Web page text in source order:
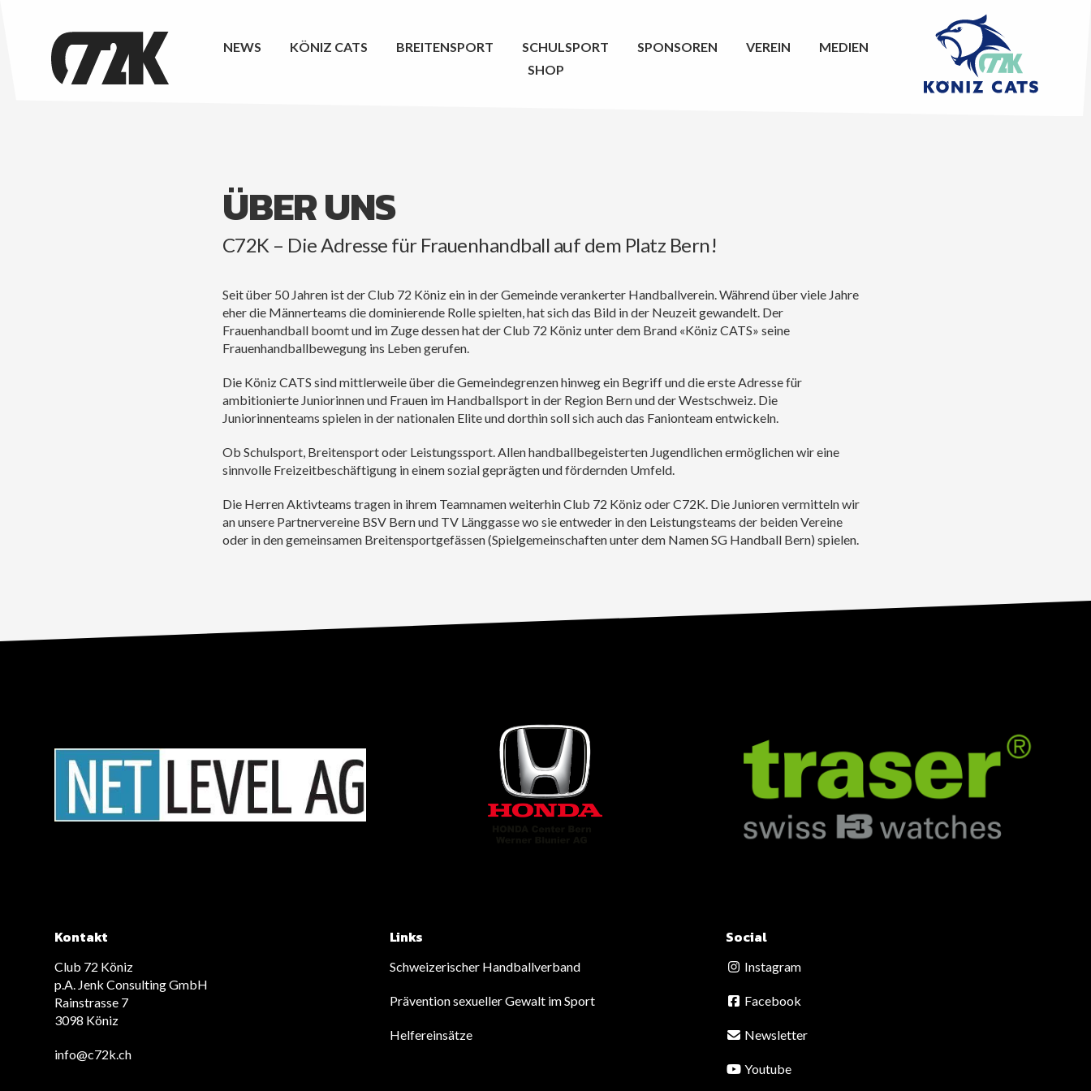
NEWS KÖNIZ CATS BREITENSPORT SCHULSPORT SPONSOREN VEREIN
MEDIEN
SHOP
ÜBER UNS
C72K – Die Adresse für Frauenhandball auf dem Platz Bern!
Seit über 50 Jahren ist der Club 72 Köniz ein in der Gemeinde verankerter Handballverein. Während über viele Jahre
eher die Männerteams die dominierende Rolle spielten, hat sich das Bild in der Neuzeit gewandelt. Der
Frauenhandball boomt und im Zuge dessen hat der Club 72 Köniz unter dem Brand «Köniz CATS» seine
Frauenhandballbewegung ins Leben gerufen.
Die Köniz CATS sind mittlerweile über die Gemeindegrenzen hinweg ein Begriff und die erste Adresse für
ambitionierte Juniorinnen und Frauen im Handballsport in der Region Bern und der Westschweiz. Die
Juniorinnenteams spielen in der nationalen Elite und dorthin soll sich auch das Fanionteam entwickeln.
Ob Schulsport, Breitensport oder Leistungssport. Allen handballbegeisterten Jugendlichen ermöglichen wir eine
sinnvolle Freizeitbeschäftigung in einem sozial geprägten und fördernden Umfeld.
Die Herren Aktivteams tragen in ihrem Teamnamen weiterhin Club 72 Köniz oder C72K. Die Junioren vermitteln wir
an unsere Partnervereine BSV Bern und TV Länggasse wo sie entweder in den Leistungsteams der beiden Vereine
oder in den gemeinsamen Breitensportgefässen (Spielgemeinschaften unter dem Namen SG Handball Bern) spielen.
Kontakt
Club 72 Köniz
p.A. Jenk Consulting GmbH
Rainstrasse 7
3098 Köniz
info@c72k.ch
Links
Schweizerischer Handballverband
Prävention sexueller Gewalt im Sport
Helfereinsätze
Social
Instagram
Facebook
Newsletter
Youtube